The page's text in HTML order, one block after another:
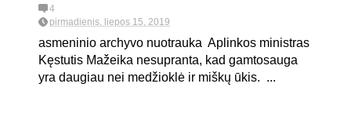
4
pirmadienis, liepos 15, 2019
asmeninio archyvo nuotrauka Aplinkos ministras
Kęstutis Mažeika nesupranta, kad gamtosauga
yra daugiau nei medžioklė ir miškų ūkis. ...